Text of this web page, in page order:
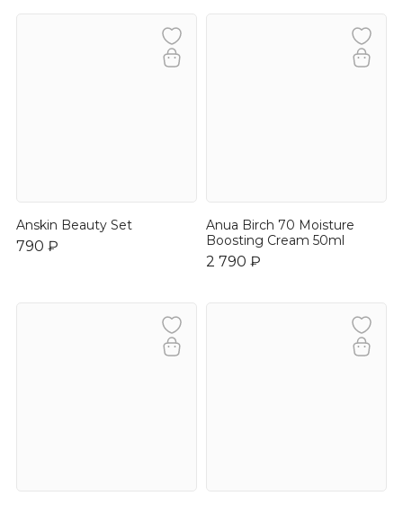
Anskin Beauty Set
790 ₽
Anua Birch 70 Moisture
Boosting Cream 50ml
2 790 ₽